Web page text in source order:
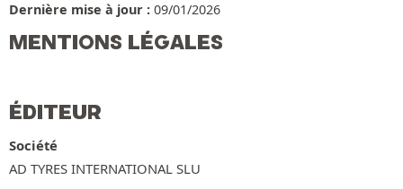
Dernière mise à jour : 09/01/2026
MENTIONS LÉGALES
ÉDITEUR
Société
AD TYRES INTERNATIONAL SLU